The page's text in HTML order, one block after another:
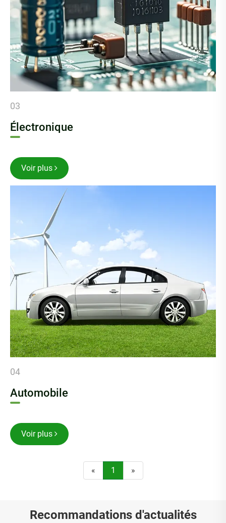
03
Électronique
Voir plus
04
Automobile
Voir plus
« 1 »
Recommandations d'actualités